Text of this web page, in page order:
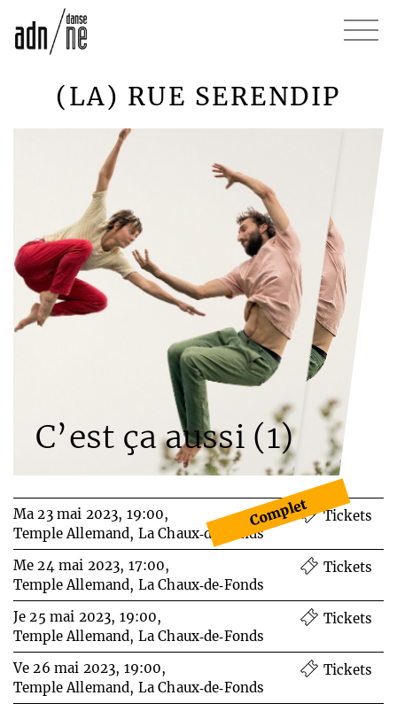
(LA) RUE SERENDIP
C’est ça aussi (1)
Ma 23 mai 2023, 19:00,
Temple Allemand, La Chaux‑de‑Fonds
Tickets
Complet
Me 24 mai 2023, 17:00,
Temple Allemand, La Chaux‑de‑Fonds
Tickets
Je 25 mai 2023, 19:00,
Temple Allemand, La Chaux‑de‑Fonds
Tickets
Ve 26 mai 2023, 19:00,
Temple Allemand, La Chaux‑de‑Fonds
Tickets